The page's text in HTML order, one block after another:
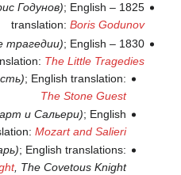
1825 –
Годунов); English
translation: Boris Godunov
1830 –
трагедии); English
The Little Tragedies
; English translation:
The Stone Guest
и Сальери); English
Mozart and Salieri
; English translations:
, The Covetous Knight